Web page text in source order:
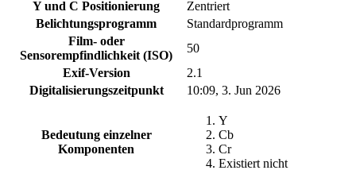
Y und C Positionierung
Zentriert
Belichtungsprogramm
Standardprogramm
Film- oder
Sensorempfindlichkeit (ISO)
50
Exif-Version
2.1
Digitalisierungszeitpunkt
10:09, 3. Jun 2026
Bedeutung einzelner
Komponenten
Y
Cb
Cr
Existiert nicht